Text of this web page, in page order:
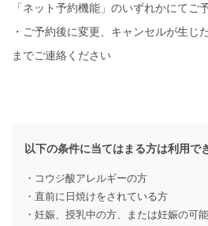
「ネット予約機能」のいずれかにてご
・ご予約後に変更、キャンセルが生じ
までご連絡ください
以下の条件に当てはまる方は利用で
・コウジ酸アレルギーの方
・直前に日焼けをされている方
・妊娠、授乳中の方、または妊娠の可